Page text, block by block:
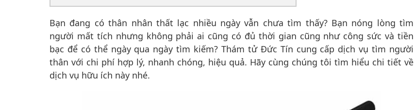
Bạn đang có thân nhân thất lạc nhiều ngày vẫn chưa tìm thấy? Bạn nóng lòng tìm
người mất tích nhưng không phải ai cũng có đủ thời gian cũng như công sức và tiền
bạc để có thể ngày qua ngày tìm kiếm? Thám tử Đức Tín cung cấp dịch vụ tìm người
thân với chi phí hợp lý, nhanh chóng, hiệu quả. Hãy cùng chúng tôi tìm hiểu chi tiết về
dịch vụ hữu ích này nhé.